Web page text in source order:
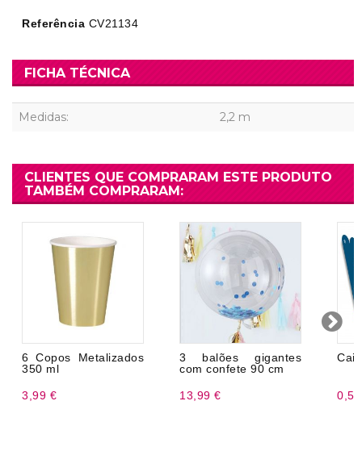
Referência CV21134
FICHA TÉCNICA
Medidas: 2,2 m
CLIENTES QUE COMPRARAM ESTE PRODUTO
TAMBÉM COMPRARAM:
6 Copos Metalizados
350 ml
3,99 €
3 balões gigantes
com confete 90 cm
13,99 €